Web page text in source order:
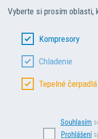
Vyberte si prosím oblasti,
Kompresory
Chladenie
Tepelné čerpadlá
Souhlasím
Prohlášení